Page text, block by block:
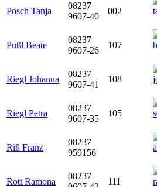
Posch Tanja
08237
9607-40
002
Pußl Beate
08237
9607-26
107
Riegl Johanna
08237
9607-41
108
Riegl Petra
08237
9607-35
105
Riß Franz
08237
959156
Rott Ramona
08237
111